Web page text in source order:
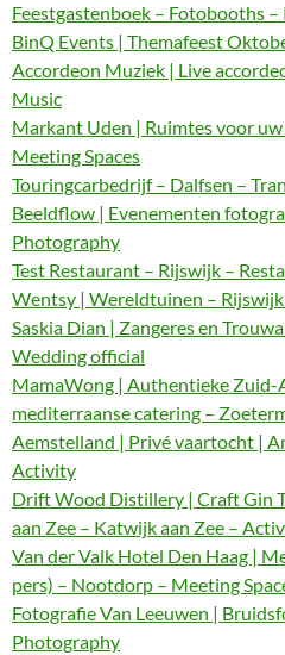
Feestgastenboek – Fotobooths
BinQ Events | Themafeest
Accordeon Muziek | Live
Music
Markant Uden | Ruimtes voor
Meeting Spaces
Touringcarbedrijf – Dalfsen –
Beeldflow | Evenementen
Photography
Test Restaurant – Rijswijk –
Wentsy | Wereldtuinen –
Saskia Dian | Zangeres en
Wedding official
MamaWong | Authentieke Zuid-
mediterraanse catering –
Aemstelland | Privé vaartocht |
Activity
Drift Wood Distillery | Craft Gin
aan Zee – Katwijk aan Zee –
Van der Valk Hotel Den Haag |
pers) – Nootdorp – Meeting
Fotografie Van Leeuwen |
Photography